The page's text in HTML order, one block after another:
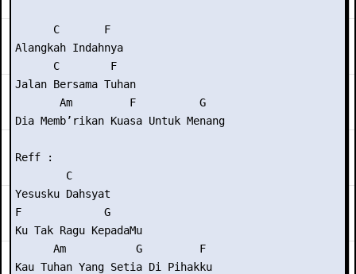
      C       F
Alangkah Indahnya
      C        F
Jalan Bersama Tuhan
       Am         F          G
Dia Memb’rikan Kuasa Untuk Menang
Reff :
        C
Yesusku Dahsyat
F             G
Ku Tak Ragu KepadaMu
      Am           G         F
Kau Tuhan Yang Setia Di Pihakku